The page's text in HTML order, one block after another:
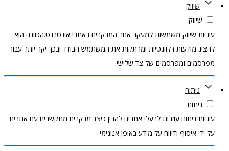
שיווק
שיווק
עוגיות שיווק משמשות למעקב אחר המבקרים באתרי אינטרנט.הכוונה היא
להציג מודעות רלוונטיות ומרתקות את המשתמש הבודד ובכך יקר יותר עבור
מפרסמים ומפרסמים של צד שלישי.
ניתוח
ניתוח
עוגיות ניתוח עוזרות לבעלי אתרים להבין כיצד מבקרים מתקשרים עם אתרים
על ידי איסוף ודיווח על מידע באופן אנונימי.